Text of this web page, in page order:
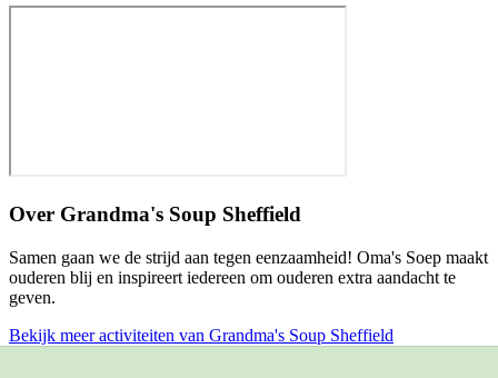
Over Grandma's Soup Sheffield
Samen gaan we de strijd aan tegen eenzaamheid! Oma's Soep maakt
ouderen blij en inspireert iedereen om ouderen extra aandacht te
geven.
Bekijk meer activiteiten van Grandma's Soup Sheffield